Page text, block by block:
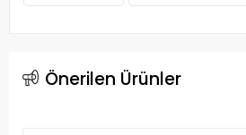
Önerilen Ürünler